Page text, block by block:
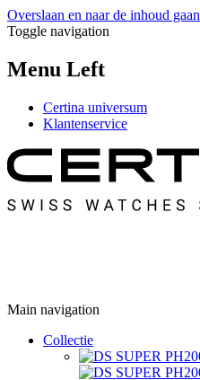
Overslaan en naar de inhoud gaan
Toggle navigation
Menu Left
Certina universum
Klantenservice
Main navigation
Collectie